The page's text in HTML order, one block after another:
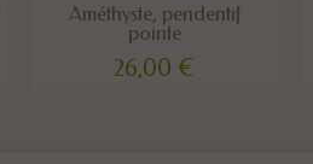
Améthyste, pendentif
pointe
26,00 €